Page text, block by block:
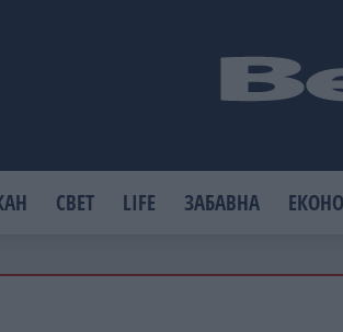
СВЕТ LIFE ЗАБАВНА